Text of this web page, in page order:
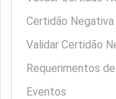
Certidão
Validar Certidão
Requerimentos
Eventos